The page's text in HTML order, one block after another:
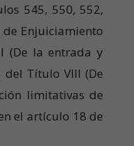
545, 550, 552,
Enjuiciamiento
(De la entrada y
Título VIII (De
limitativas de
el artículo 18 de